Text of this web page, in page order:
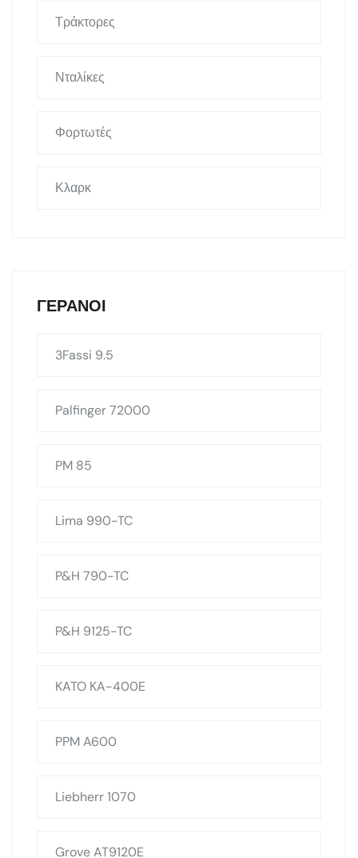
Τράκτορες
Νταλίκες
Φορτωτές
Κλαρκ
ΓΕΡΑΝΟΊ
3Fassi 9.5
Palfinger 72000
PM 85
Lima 990-TC
P&H 790-TC
P&H 9125-TC
KATO KA-400E
PPM A600
Liebherr 1070
Grove AT9120E